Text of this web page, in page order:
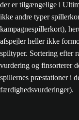
der er tilgængelige i
ikke andre typer
kampagnespillerkort),
afspejler heller ikke
spiltyper. Sortering efter
vurdering og finsorterer
spillernes præstationer i
færdighedsvurderinger).